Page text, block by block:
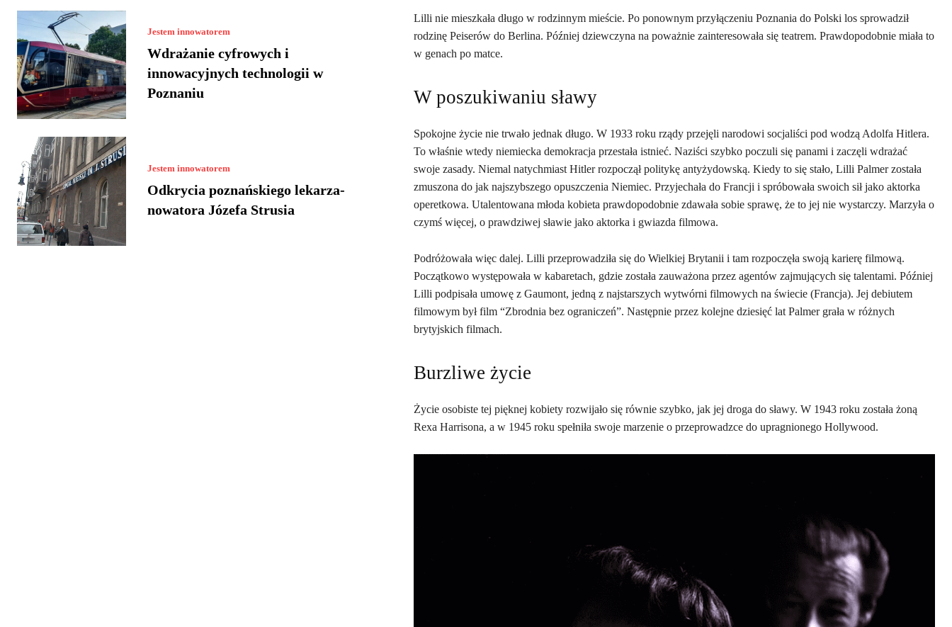
Jestem innowatorem
Wdrażanie cyfrowych i
innowacyjnych technologii w
Poznaniu
Jestem innowatorem
Odkrycia poznańskiego lekarza-
nowatora Józefa Strusia
Lilli nie mieszkała długo w rodzinnym mieście. Po ponownym przyłączeniu Poznania do Polski los sprowadził
rodzinę Peiserów do Berlina. Później dziewczyna na poważnie zainteresowała się teatrem. Prawdopodobnie miała to
w genach po matce.
W poszukiwaniu sławy
Spokojne życie nie trwało jednak długo. W 1933 roku rządy przejęli narodowi socjaliści pod wodzą Adolfa Hitlera.
To właśnie wtedy niemiecka demokracja przestała istnieć. Naziści szybko poczuli się panami i zaczęli wdrażać
swoje zasady. Niemal natychmiast Hitler rozpoczął politykę antyżydowską. Kiedy to się stało, Lilli Palmer została
zmuszona do jak najszybszego opuszczenia Niemiec. Przyjechała do Francji i spróbowała swoich sił jako aktorka
operetkowa. Utalentowana młoda kobieta prawdopodobnie zdawała sobie sprawę, że to jej nie wystarczy. Marzyła o
czymś więcej, o prawdziwej sławie jako aktorka i gwiazda filmowa.
Podróżowała więc dalej. Lilli przeprowadziła się do Wielkiej Brytanii i tam rozpoczęła swoją karierę filmową.
Początkowo występowała w kabaretach, gdzie została zauważona przez agentów zajmujących się talentami. Później
Lilli podpisała umowę z Gaumont, jedną z najstarszych wytwórni filmowych na świecie (Francja). Jej debiutem
filmowym był film “Zbrodnia bez ograniczeń”. Następnie przez kolejne dziesięć lat Palmer grała w różnych
brytyjskich filmach.
Burzliwe życie
Życie osobiste tej pięknej kobiety rozwijało się równie szybko, jak jej droga do sławy. W 1943 roku została żoną
Rexa Harrisona, a w 1945 roku spełniła swoje marzenie o przeprowadzce do upragnionego Hollywood.